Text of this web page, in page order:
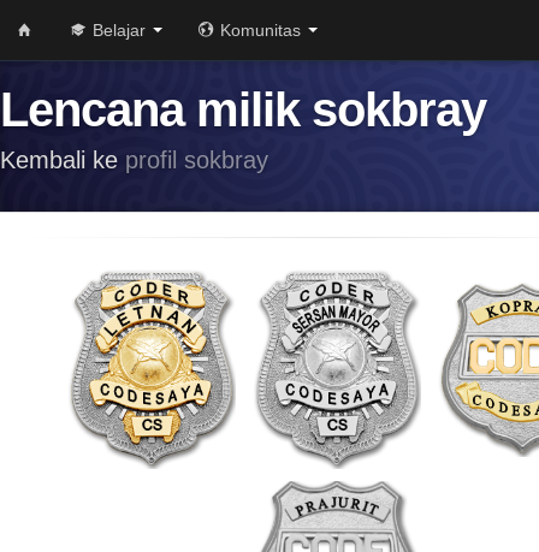
Belajar Komunitas
Lencana milik sokbray
Kembali ke profil sokbray